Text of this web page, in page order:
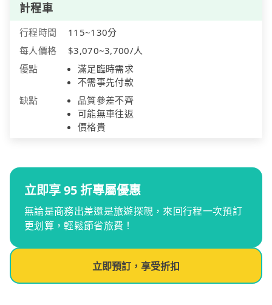
計程車
行程時間
115~130分
每人價格
$3,070~3,700/人
優點
滿足臨時需求
不需事先付款
缺點
品質參差不齊
可能無車往返
價格貴
立即享 95 折專屬優惠
無論是商務出差還是旅遊探親，來回行程一次預訂
更划算，輕鬆節省旅費！
立即預訂，享受折扣